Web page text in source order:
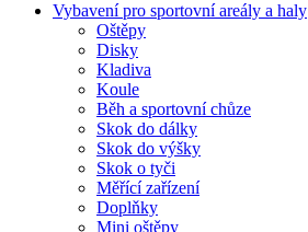
Vybavení pro sportovní areály a haly
Oštěpy
Disky
Kladiva
Koule
Běh a sportovní chůze
Skok do dálky
Skok do výšky
Skok o tyči
Měřící zařízení
Doplňky
Mini oštěpy